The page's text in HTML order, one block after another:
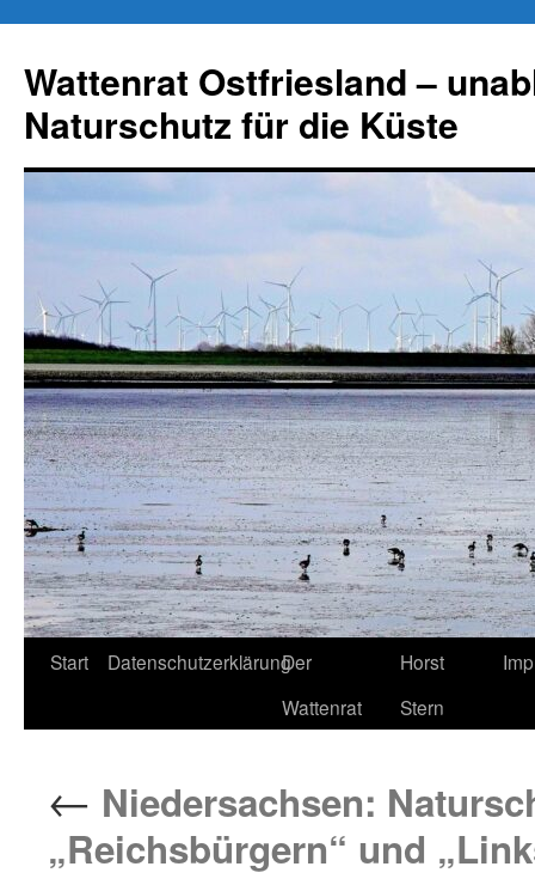
springen
Wattenrat Ostfriesland –
Naturschutz für die Küste
Start DatenschutzerklärungDer
Wattenrat
Horst
Stern
← Niedersachsen:
„Reichsbürgern“ und